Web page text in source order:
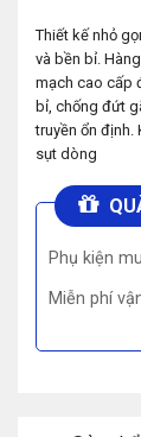
Thiết kế nhỏ
và bền bỉ.
mạch cao cấp
bỉ, chống đứt
truyền ổn định.
sụt dòng
Phụ kiện
Miễn phí